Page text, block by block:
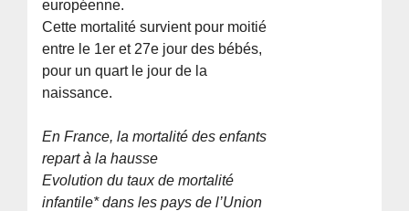
européenne.
Cette mortalité survient pour moitié
entre le 1er et 27e jour des bébés,
pour un quart le jour de la
naissance.
En France, la mortalité des enfants
repart à la hausse
Evolution du taux de mortalité
infantile* dans les pays de l’Union